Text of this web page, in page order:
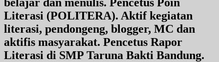
Literasi (POLITERA). Aktif kegiatan
literasi, pendongeng, blogger, MC dan
aktifis masyarakat. Pencetus Rapor
Literasi di SMP Taruna Bakti Bandung.